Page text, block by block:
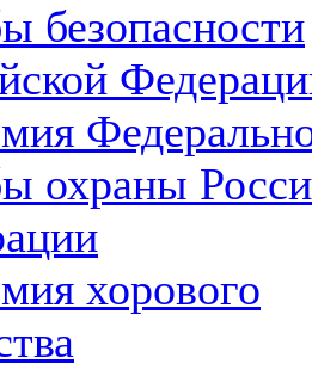
безопасности
охраны
хорового